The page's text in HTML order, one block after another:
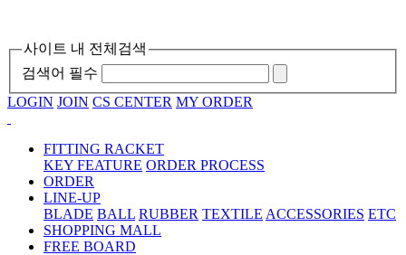
사이트 내 전체검색
검색어 필수
LOGIN JOIN CS CENTER MY ORDER
FITTING RACKET
KEY FEATURE ORDER PROCESS
ORDER
LINE-UP
BLADE BALL RUBBER TEXTILE ACCESSORIES ETC
SHOPPING MALL
FREE BOARD